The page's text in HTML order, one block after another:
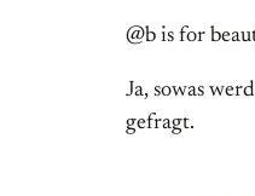
@b is for
Ja, sowas
gefragt.